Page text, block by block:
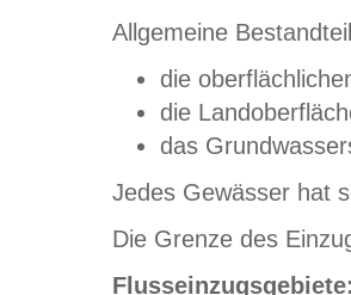
Allgemeine
die
die
das
Jedes Gewässer hat
Die Grenze des